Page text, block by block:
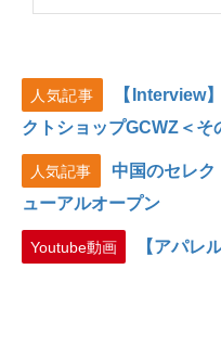
人気記事
【Interview
クトショップGCWZ＜そ
人気記事
中国のセレ
ューアルオープン
Youtube動画 【アパレ